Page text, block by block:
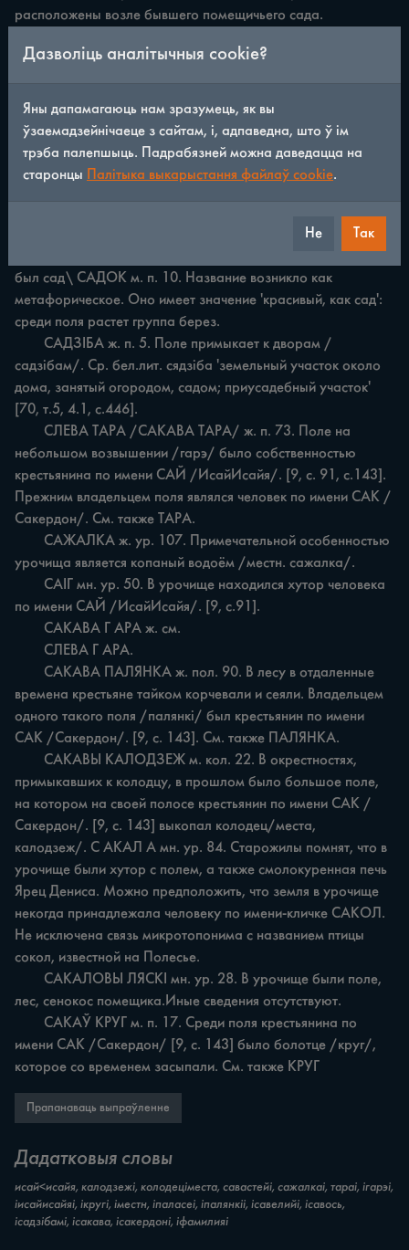
расположены возле бывшего помещичьего сада.
наделы. На каждом наделе /паласе/ были посажены
груши-дички. По этому признаку возникло название
САДАВЫЯ ПАЛОСЫ. См. также ПАЛОСЫ.
	САД ВІСЛОЎХАЎ м. р.д. 85. Здесь был сад
ВИСЛОУХА /фамилия/.
был сад\ САДОК м. п. 10. Название возникло как
метафорическое. Оно имеет значение 'красивый, как сад':
среди поля растет группа берез.
садзібам/. Ср. бел.лит. сядзіба 'земельный участок около
дома, занятый огородом, садом; приусадебный участок'
[70, т.5, 4.1, с.446].
небольшом возвышении /гарэ/ было собственностью
крестьянина по имени САЙ /ИсайИсайя/. [9, с. 91, с.143].
Прежним владельцем поля являлся человек по имени САК /
Сакердон/. См. также ТАРА.
урочища является копаный водоём /местн. сажалка/.
по имени САЙ /ИсайИсайя/. [9, с.91].
времена крестьяне тайком корчевали и сеяли. Владельцем
одного такого поля /палянкі/ был крестьянин по имени
САК /Сакердон/. [9, с. 143]. См. также ПАЛЯНКА.
примыкавших к колодцу, в прошлом было большое поле,
на котором на своей полосе крестьянин по имени САК /
Сакердон/. [9, с. 143] выкопал колодец/места,
калодзеж/. С АКАЛ А мн. ур. 84. Старожилы помнят, что в
урочище были хутор с полем, а также смолокуренная печь
Ярец Дениса. Можно предположить, что земля в урочище
некогда принадлежала человеку по имени-кличке САКОЛ.
Не исключена связь микротопонима с названием птицы
сокол, известной на Полесье.
лес, сенокос помещика.Иные сведения отсутствуют.
имени САК /Сакердон/ [9, с. 143] было болотце /круг/,
которое со временем засыпали. См. также КРУГ
Прапанаваць выпраўленне
Дадатковыя словы
исай<исайя, калодзежі, колодеціместа, савастейі, сажалкаі, тараі, ігарэі,
іисайисайяі, ікругі, іместн, іпаласеі, іпалянкіі, ісавелийі, ісавось,
ісадзібамі, ісакава, ісакердоні, іфамилияі
Дазволіць аналітычныя cookie?
Яны дапамагаюць нам зразумець, як вы
ўзаемадзейнічаеце з сайтам, і, адпаведна, што ў ім
трэба палепшыць. Падрабязней можна даведацца на
старонцы Палітыка выкарыстання файлаў cookie.
Не Так